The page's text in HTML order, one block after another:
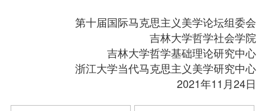
第十届国际马克思主义美学论坛组委会
吉林大学哲学社会学院
吉林大学哲学基础理论研究中心
浙江大学当代马克思主义美学研究中心
2021年11月24日